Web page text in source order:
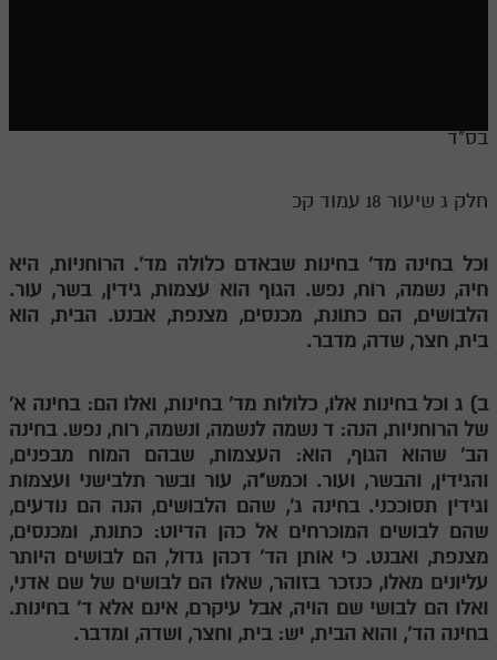
חלק יג
חלק טו
בית שער הכוונות
שידור חי
הזמן סט תע"ס
הזמן סט תלמוד עשר הספירות
ספרים להורדה
מנוע חיפוש בספרים
תלמוד עשר הספירות בעיון
תלמוד עשר הספירות חלק א
בס"ד
חלק ג שיעור 18 עמוד קכ
וכל בחינה מד' בחינות שבאדם כלולה מד'. הרוחניות, היא
חיה, נשמה, רוח, נפש. הגוף הוא עצמות, גידין, בשר, עור.
הלבושים, הם כתונת, מכנסים, מצנפת, אבנט. הבית, הוא
בית, חצר, שדה, מדבר.
ב) גוכל בחינות אלו, כלולות מד' בחינות, ואלו הם: בחינה א'
של הרוחניות, הנה:ד נשמה לנשמה, ונשמה, רוח, נפש. בחינה
הב' שהוא הגוף, הוא: העצמות, שבהם המוח מבפנים,
והגידין, והבשר, ועור. וכמש"ה, עור ובשר תלבישני ועצמות
וגידין תסוככני. בחינה ג', שהם הלבושים, הנה הם נודעים,
שהם לבושים המוכרחים אל כהן הדיוט: כתונת, ומכנסים,
מצנפת, ואבנט. כי אותן הד' דכהן גדול, הם לבושים היותר
עליונים מאלו, כנזכר בזוהר, שאלו הם לבושים של שם אדני,
ואלו הם לבושי שם הויה, אבל עיקרם, אינם אלא ד' בחינות.
בחינה הד', והוא הבית, יש: בית, וחצר, ושדה, ומדבר.